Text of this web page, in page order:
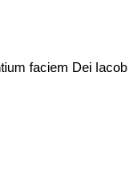
faciem Dei Iacob